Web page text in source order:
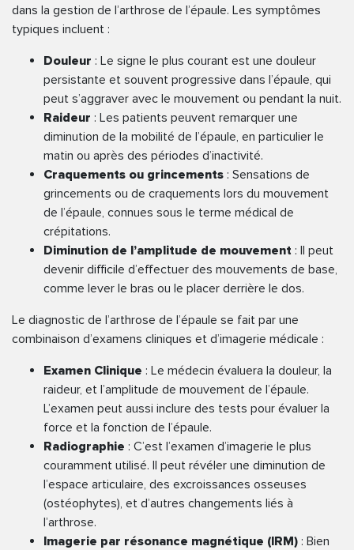
dans la gestion de l’arthrose de l’épaule. Les symptômes
typiques incluent :
Douleur : Le signe le plus courant est une douleur
persistante et souvent progressive dans l’épaule, qui
peut s’aggraver avec le mouvement ou pendant la nuit.
Raideur : Les patients peuvent remarquer une
diminution de la mobilité de l’épaule, en particulier le
matin ou après des périodes d’inactivité.
Craquements ou grincements : Sensations de
grincements ou de craquements lors du mouvement
de l’épaule, connues sous le terme médical de
crépitations.
Diminution de l’amplitude de mouvement : Il peut
devenir difficile d’effectuer des mouvements de base,
comme lever le bras ou le placer derrière le dos.
Le diagnostic de l’arthrose de l’épaule se fait par une
combinaison d’examens cliniques et d’imagerie médicale :
Examen Clinique : Le médecin évaluera la douleur, la
raideur, et l’amplitude de mouvement de l’épaule.
L’examen peut aussi inclure des tests pour évaluer la
force et la fonction de l’épaule.
Radiographie : C’est l’examen d’imagerie le plus
couramment utilisé. Il peut révéler une diminution de
l’espace articulaire, des excroissances osseuses
(ostéophytes), et d’autres changements liés à
l’arthrose.
Imagerie par résonance magnétique (IRM) : Bien